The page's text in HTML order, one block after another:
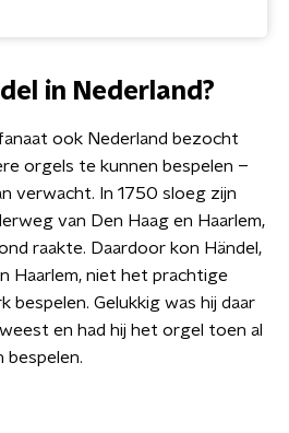
in Nederland?
ook Nederland bezocht
orgels te kunnen bespelen –
verwacht. In 1750 sloeg zijn
van Den Haag en Haarlem,
raakte. Daardoor kon Händel,
Haarlem, niet het prachtige
bespelen. Gelukkig was hij daar
en had hij het orgel toen al
bespelen.